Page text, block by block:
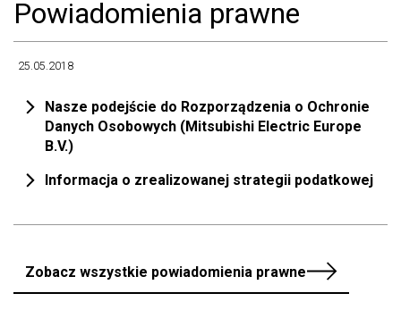
Powiadomienia prawne
25.05.2018
Nasze podejście do Rozporządzenia o Ochronie
Danych Osobowych (Mitsubishi Electric Europe
B.V.)
Informacja o zrealizowanej strategii podatkowej
Zobacz wszystkie powiadomienia prawne